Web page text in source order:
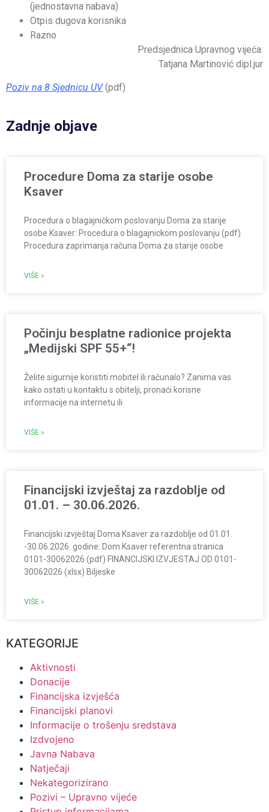
(jednostavna nabava)
Otpis dugova korisnika
Razno
Predsjednica Upravnog vijeća:
Tatjana Martinović dipl.jur
Poziv na 8 Sjednicu UV(pdf)
Zadnje objave
Procedure Doma za starije osobe
Ksaver
Procedura o blagajničkom poslovanju Doma za starije
osobe Ksaver: Procedura o blagajnickom poslovanju (pdf)
Procedura zaprimanja računa Doma za starije osobe
VIŠE »
Počinju besplatne radionice projekta
„Medijski SPF 55+“!
Želite sigurnije koristiti mobitel ili računalo? Zanima vas
kako ostati u kontaktu s obitelji, pronaći korisne
informacije na internetu ili
VIŠE »
Financijski izvještaj za razdoblje od
01.01. – 30.06.2026.
Financijski izvještaj Doma Ksaver za razdoblje od 01.01.
-30.06.2026. godine: Dom Ksaver referentna stranica
0101-30062026 (pdf) FINANCIJSKI IZVJESTAJ OD 0101-
30062026 (xlsx) Biljeske
VIŠE »
KATEGORIJE
Aktivnosti
Donacije
Financijska izvješća
Financijski planovi
Informacije o trošenju sredstava
Izdvojeno
Javna Nabava
Natječaji
Nekategorizirano
Pozivi – Upravno vijeće